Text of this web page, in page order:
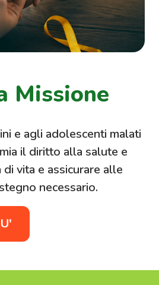
Missione
e agli adolescenti malati
il diritto alla salute e
vita e assicurare alle
necessario.